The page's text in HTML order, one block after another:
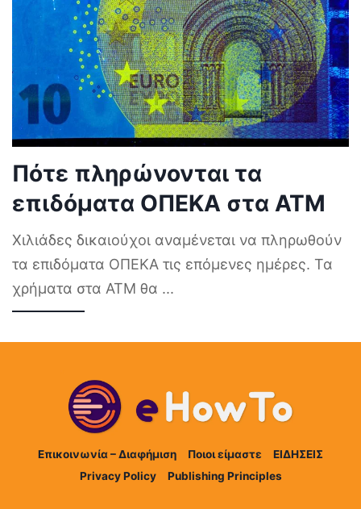
Πότε πληρώνονται τα
επιδόματα ΟΠΕΚΑ στα ΑΤΜ
Χιλιάδες δικαιούχοι αναμένεται να πληρωθούν
τα επιδόματα ΟΠΕΚΑ τις επόμενες ημέρες. Τα
χρήματα στα ΑΤΜ θα ...
Επικοινωνία – Διαφήμιση Ποιοι είμαστε
ΕΙΔΗΣΕΙΣ
Privacy Policy
Publishing Principles